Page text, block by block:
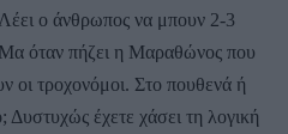
Λέει ο άνθρωπος να μπουν 2-3
όταν πήζει η Μαραθώνος που
οι τροχονόμοι. Στο πουθενά ή
έχετε χάσει τη λογική